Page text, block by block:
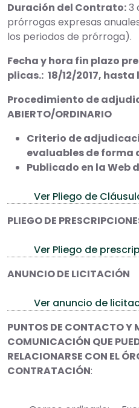
Duración del Contrato:3
prórrogas expresas
los periodos de prórroga).
Fecha y hora fin plazo
plicas.: 18/12/2017, hasta
Procedimiento de
ABIERTO/ORDINARIO
Criterio de
evaluables de
Publicado en la Web
Ver Pliego de
PLIEGO DE
Ver Pliego de
ANUNCIO DE LICITACIÓN
Ver anuncio de
PUNTOS DE CONTACTO Y
COMUNICACIÓN QUE
RELACIONARSE CON EL
CONTRATACIÓN: